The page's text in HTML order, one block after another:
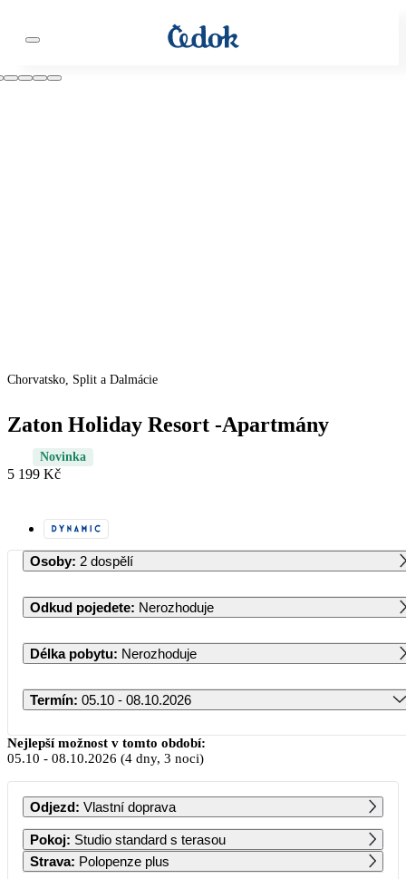
Chorvatsko, Split a Dalmácie
Zaton Holiday Resort -Apartmány
Novinka
5 199 Kč
Osoby: 2 dospělí
Odkud pojedete: Nerozhoduje
Délka pobytu: Nerozhoduje
Termín: 05.10 - 08.10.2026
Říjen 2026
PO ÚT ST ČT PÁ SO NE
1 2 3 4
Nejlepší možnost v tomto období:
05.10 - 08.10.2026 (4 dny, 3 noci)
Odjezd: Vlastní doprava
Pokoj:
Studio standard s terasou
Strava: Polopenze plus